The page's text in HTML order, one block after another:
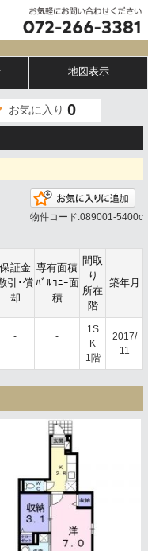
地図表示
お気に入り 0
物件コード:089001-5400c
保証金
引･償
却
専有面積
ﾊﾞﾙｺﾆｰ面
積
間取
り
所在
階
築年月
-
-
-
-
1S
K
1階
2017/
11